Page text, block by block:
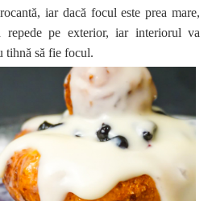
iar dacă focul este prea mare,
repede pe exterior, iar interiorul va
tihnă să fie focul.